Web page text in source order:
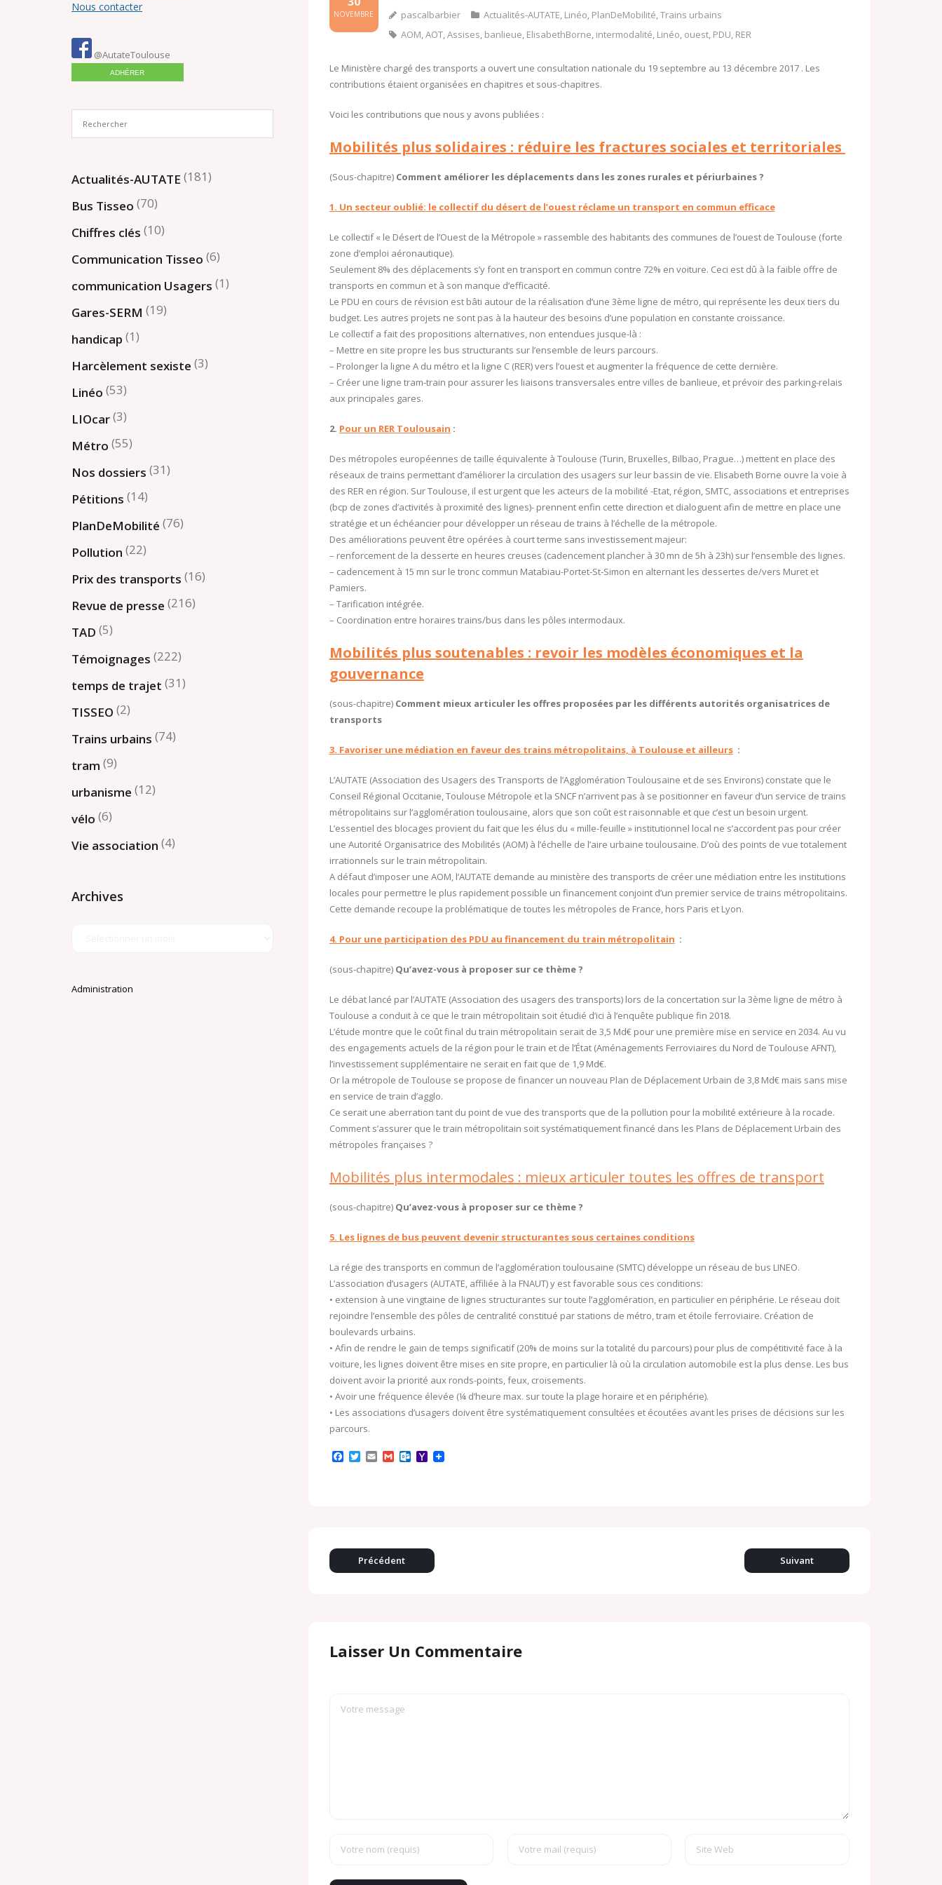
NOVEMBRE pascalbarbier Actualités-AUTATE, Linéo, PlanDeMobilité,Trains urbains
AOM,AOT,Assises, banlieue, ElisabethBorne, intermodalité, Linéo, ouest, PDU, RER
Le Ministère chargé des transports a ouvert une consultation nationale du 19 septembre au 13 décembre 2017 . Les
contributions étaient organisées en chapitres et sous-chapitres.
Voici les contributions que nous y avons publiées :
Mobilités plus solidaires : réduire les fractures sociales et territoriales
(Sous-chapitre)Comment améliorer les déplacements dans les zones rurales et périurbaines ?
1. Un secteur oublié: le collectif du désert de l’ouest réclame un transport en commun efficace
Le collectif « le Désert de l’Ouest de la Métropole » rassemble des habitants des communes de l’ouest de Toulouse (forte
zone d’emploi aéronautique).
Seulement 8% des déplacements s’y font en transport en commun contre 72% en voiture. Ceci est dû à la faible offre de
transports en commun et à son manque d’efficacité.
Le PDU en cours de révision est bâti autour de la réalisation d’une 3ème ligne de métro, qui représente les deux tiers du
budget. Les autres projets ne sont pas à la hauteur des besoins d’une population en constante croissance.
Le collectif a fait des propositions alternatives, non entendues jusque-là :
– Mettre en site propre les bus structurants sur l’ensemble de leurs parcours.
– Prolonger la ligne A du métro et la ligne C (RER) vers l’ouest et augmenter la fréquence de cette dernière.
– Créer une ligne tram-train pour assurer les liaisons transversales entre villes de banlieue, et prévoir des parking-relais
aux principales gares.
2. Pour un RER Toulousain :
Des métropoles européennes de taille équivalente à Toulouse (Turin, Bruxelles, Bilbao, Prague…) mettent en place des
réseaux de trains permettant d’améliorer la circulation des usagers sur leur bassin de vie. Elisabeth Borne ouvre la voie à
des RER en région. Sur Toulouse, il est urgent que les acteurs de la mobilité -Etat, région, SMTC, associations et entreprises
(bcp de zones d’activités à proximité des lignes)- prennent enfin cette direction et dialoguent afin de mettre en place une
stratégie et un échéancier pour développer un réseau de trains à l’échelle de la métropole.
Des améliorations peuvent être opérées à court terme sans investissement majeur:
– renforcement de la desserte en heures creuses (cadencement plancher à 30 mn de 5h à 23h) sur l’ensemble des lignes.
– cadencement à 15 mn sur le tronc commun Matabiau-Portet-St-Simon en alternant les dessertes de/vers Muret et
Pamiers.
– Tarification intégrée.
– Coordination entre horaires trains/bus dans les pôles intermodaux.
Mobilités plus soutenables : revoir les modèles économiques et la
gouvernance
(sous-chapitre)Comment mieux articuler les offres proposées par les différents autorités organisatrices de
transports
3. Favoriser une médiation en faveur des trains métropolitains, à Toulouse et ailleurs:
L’AUTATE (Association des Usagers des Transports de l’Agglomération Toulousaine et de ses Environs) constate que le
Conseil Régional Occitanie, Toulouse Métropole et la SNCF n’arrivent pas à se positionner en faveur d’un service de trains
métropolitains sur l’agglomération toulousaine, alors que son coût est raisonnable et que c’est un besoin urgent.
L’essentiel des blocages provient du fait que les élus du « mille-feuille » institutionnel local ne s’accordent pas pour créer
une Autorité Organisatrice des Mobilités (AOM) à l’échelle de l’aire urbaine toulousaine. D’où des points de vue totalement
irrationnels sur le train métropolitain.
A défaut d’imposer une AOM, l’AUTATE demande au ministère des transports de créer une médiation entre les institutions
locales pour permettre le plus rapidement possible un financement conjoint d’un premier service de trains métropolitains.
Cette demande recoupe la problématique de toutes les métropoles de France, hors Paris et Lyon.
4. Pour une participation des PDU au financement du train métropolitain :
(sous-chapitre)Qu’avez-vous à proposer sur ce thème ?
Le débat lancé par l’AUTATE (Association des usagers des transports) lors de la concertation sur la 3ème ligne de métro à
Toulouse a conduit à ce que le train métropolitain soit étudié d’ici à l’enquête publique fin 2018.
L’étude montre que le coût final du train métropolitain serait de 3,5 Md€ pour une première mise en service en 2034. Au vu
des engagements actuels de la région pour le train et de l’État (Aménagements Ferroviaires du Nord de Toulouse AFNT),
l’investissement supplémentaire ne serait en fait que de 1,9 Md€.
Or la métropole de Toulouse se propose de financer un nouveau Plan de Déplacement Urbain de 3,8 Md€ mais sans mise
en service de train d’agglo.
Ce serait une aberration tant du point de vue des transports que de la pollution pour la mobilité extérieure à la rocade.
Comment s’assurer que le train métropolitain soit systématiquement financé dans les Plans de Déplacement Urbain des
métropoles françaises ?
Mobilités plus intermodales : mieux articuler toutes les offres de transport
(sous-chapitre) Qu’avez-vous à proposer sur ce thème ?
5. Les lignes de bus peuvent devenir structurantes sous certaines conditions
La régie des transports en commun de l’agglomération toulousaine (SMTC) développe un réseau de bus LINEO.
L’association d’usagers (AUTATE, affiliée à la FNAUT) y est favorable sous ces conditions:
• extension à une vingtaine de lignes structurantes sur toute l’agglomération, en particulier en périphérie. Le réseau doit
rejoindre l’ensemble des pôles de centralité constitué par stations de métro, tram et étoile ferroviaire. Création de
boulevards urbains.
• Afin de rendre le gain de temps significatif (20% de moins sur la totalité du parcours) pour plus de compétitivité face à la
voiture, les lignes doivent être mises en site propre, en particulier là où la circulation automobile est la plus dense. Les bus
doivent avoir la priorité aux ronds-points, feux, croisements.
• Avoir une fréquence élevée (¼ d’heure max. sur toute la plage horaire et en périphérie).
• Les associations d’usagers doivent être systématiquement consultées et écoutées avant les prises de décisions sur les
parcours.
F
a
T
w
E
m
G
m
O
u
c
Y
a
l
Précédent Suivant
Laisser Un Commentaire
Nous contacter
@AutateToulouse
ADHÉRER
Actualités-AUTATE (181)
Bus Tisseo (70)
Chiffres clés (10)
Communication Tisseo (6)
communication Usagers (1)
Gares-SERM (19)
handicap (1)
Harcèlement sexiste (3)
Linéo (53)
LIOcar(3)
Métro (55)
Nos dossiers (31)
Pétitions (14)
PlanDeMobilité (76)
Pollution (22)
Prix des transports (16)
Revue de presse (216)
TAD (5)
Témoignages (222)
temps de trajet (31)
TISSEO (2)
Trains urbains (74)
tram (9)
urbanisme (12)
vélo (6)
Vie association (4)
Archives
Administration